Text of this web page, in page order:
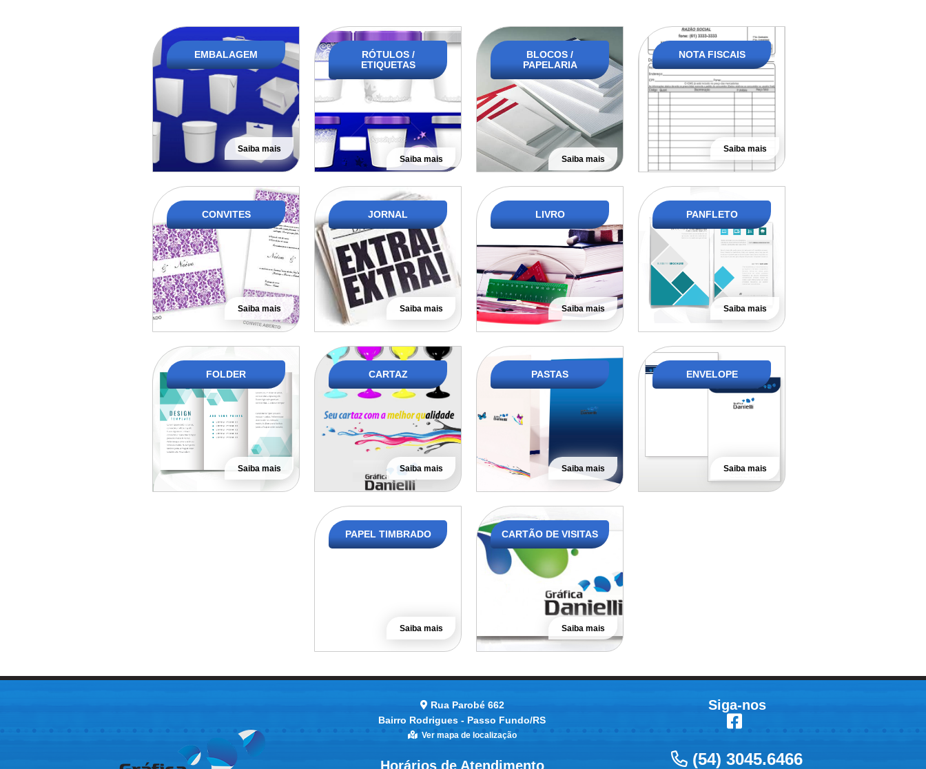
EMBALAGEM
Saiba mais
RÓTULOS /
ETIQUETAS
Saiba mais
BLOCOS /
PAPELARIA
Saiba mais
NOTA FISCAIS
Saiba mais
CONVITES
Saiba mais
JORNAL
Saiba mais
LIVRO
Saiba mais
PANFLETO
Saiba mais
FOLDER
Saiba mais
CARTAZ
Saiba mais
PASTAS
Saiba mais
ENVELOPE
Saiba mais
PAPEL TIMBRADO
Saiba mais
CARTÃO DE VISITAS
Saiba mais
Rua Parobé 662
Bairro Rodrigues - Passo Fundo/RS
Ver mapa de localização
Horários de Atendimento
Siga-nos
(54) 3045.6466